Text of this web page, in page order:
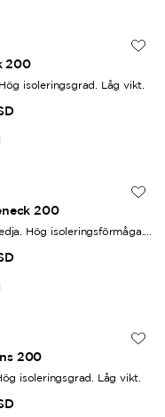
för damer. Det
passform.
200
isoleringsgrad. Låg vikt.
200
Hög isoleringsförmåga.
200
isoleringsgrad. Låg vikt.